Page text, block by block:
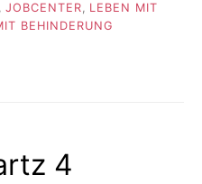
, JOBCENTER, LEBEN MIT
BEHINDERUNG
4